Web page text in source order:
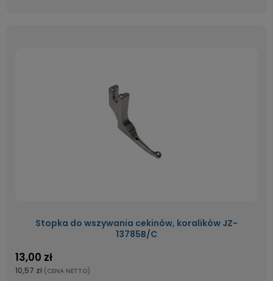
Stopka do wszywania cekinów, koralików JZ-
13785B/C
13,00 zł
10,57 zł (CENA NETTO)